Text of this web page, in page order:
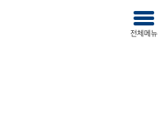
사
열
전체메뉴